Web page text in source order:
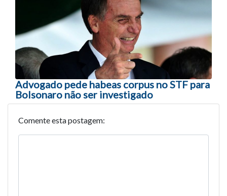
Advogado pede habeas corpus no STF para
Bolsonaro não ser investigado
Comente esta postagem: